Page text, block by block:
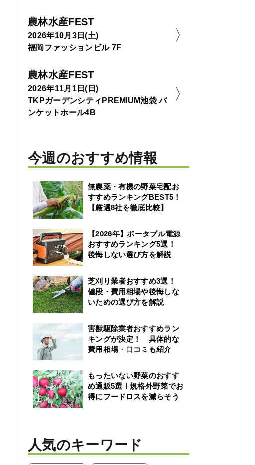
農林水産FEST
2026年10月3日(土)
福岡ファッションビル 7F
農林水産FEST
2026年11月1日(日)
TKPガーデンシティPREMIUM池袋 バ
ンケットホール4B
今週のおすすめ情報
無農薬・有機の野菜宅配お
すすめランキングBEST5！
【厳選8社を徹底比較】
【2026年】ポータブル電源
おすすめランキング5選！
後悔しない選び方を解説
芝刈り業者おすすめ3選！
値段・費用相場や後悔しな
いための選び方を解説
害獣駆除業者おすすめラン
キングが決定！ 具体的な
費用相場・口コミも紹介
もったいない野菜のおすす
め通販5選！規格外野菜でお
得にフードロスを減らそう
人気のキーワード